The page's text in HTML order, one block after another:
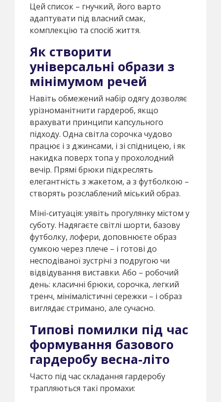
Цей список – гнучкий, його варто
адаптувати під власний смак,
комплекцію та спосіб життя.
Як створити
універсальні образи з
мінімумом речей
Навіть обмежений набір одягу дозволяє
урізноманітнити гардероб, якщо
врахувати принципи капсульного
підходу. Одна світла сорочка чудово
працює і з джинсами, і зі спідницею, і як
накидка поверх топа у прохолодний
вечір. Прямі брюки підкреслять
елегантність з жакетом, а з футболкою –
створять розслаблений міський образ.
Міні-ситуація: уявіть прогулянку містом у
суботу. Надягаєте світлі шорти, базову
футболку, лофери, доповнюєте образ
сумкою через плече – і готові до
несподіваної зустрічі з подругою чи
відвідування виставки. Або – робочий
день: класичні брюки, сорочка, легкий
тренч, мінімалістичні сережки – і образ
виглядає стримано, але сучасно.
Типові помилки під час
формування базового
гардеробу весна-літо
Часто під час складання гардеробу
трапляються такі промахи: